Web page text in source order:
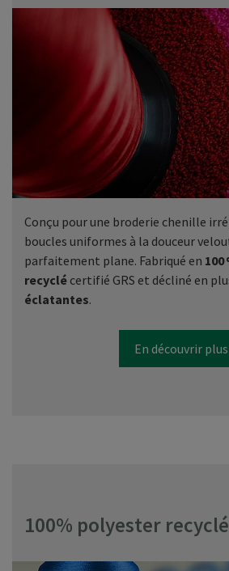
Conçu pour une broderie chenille
boucles uniformes à la douceur
parfaitement plane. Fabriqué en
recyclé certifié GRS et décliné en
éclatantes.
En découvrir plus
100% polyester recyclé